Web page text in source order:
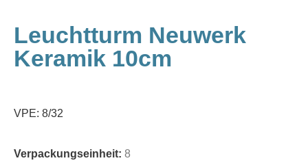
Leuchtturm Neuwerk
Keramik 10cm
VPE: 8/32
Verpackungseinheit: 8